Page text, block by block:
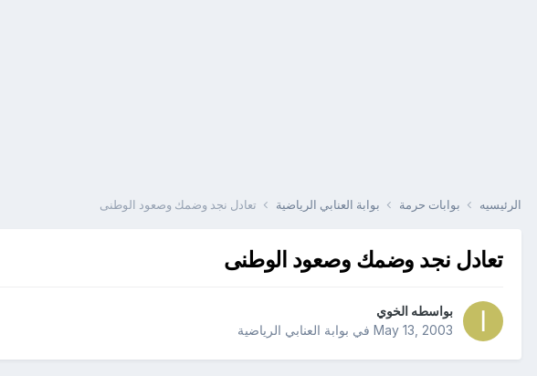
الرئيسيه بوابات حرمة بوابة العنابي الرياضية تعادل نجد وضمك وصعود الوطنى
تعادل نجد وضمك وصعود الوطنى
بواسطه الخوي
May 13, 2003 في بوابة العنابي الرياضية